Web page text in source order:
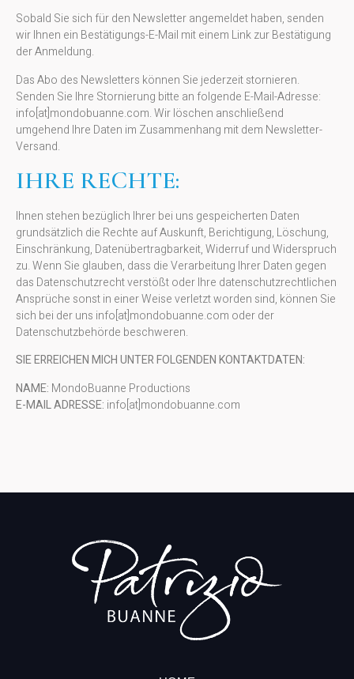
Sobald Sie sich für den Newsletter angemeldet haben, senden
wir Ihnen ein Bestätigungs-E-Mail mit einem Link zur Bestätigung
der Anmeldung.
Das Abo des Newsletters können Sie jederzeit stornieren.
Senden Sie Ihre Stornierung bitte an folgende E-Mail-Adresse:
info[at]mondobuanne.com. Wir löschen anschließend
umgehend Ihre Daten im Zusammenhang mit dem Newsletter-
Versand.
IHRE RECHTE:
Ihnen stehen bezüglich Ihrer bei uns gespeicherten Daten
grundsätzlich die Rechte auf Auskunft, Berichtigung, Löschung,
Einschränkung, Datenübertragbarkeit, Widerruf und Widerspruch
zu. Wenn Sie glauben, dass die Verarbeitung Ihrer Daten gegen
das Datenschutzrecht verstößt oder Ihre datenschutzrechtlichen
Ansprüche sonst in einer Weise verletzt worden sind, können Sie
sich bei der uns info[at]mondobuanne.com oder der
Datenschutzbehörde beschweren.
SIE ERREICHEN MICH UNTER FOLGENDEN KONTAKTDATEN:
NAME: MondoBuanne Productions
E-MAIL ADRESSE: info[at]mondobuanne.com